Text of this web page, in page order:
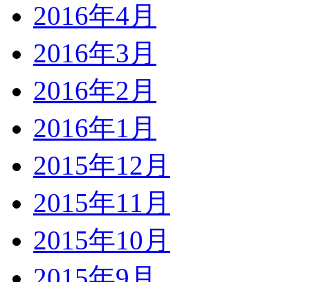
2016年4月
2016年3月
2016年2月
2016年1月
2015年12月
2015年11月
2015年10月